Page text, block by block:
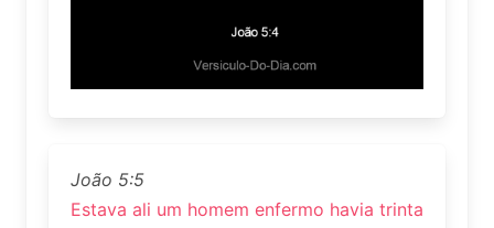
João 5:5
Estava ali um homem enfermo havia trinta